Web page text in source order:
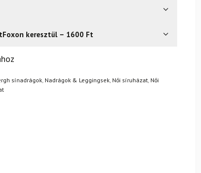
keresztül – 1600 Ft
gond – a terméket egyszerűen visszaküldheti 14
sínadrágok, Nadrágok & Leggingsek, Női síruházat, Női